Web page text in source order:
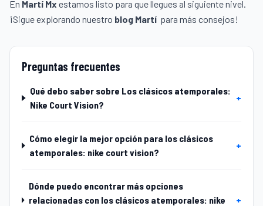
En Martí Mx estamos listo para que llegues al siguiente nivel.
¡Sigue explorando nuestro blog Martí para más consejos!
Preguntas frecuentes
Qué debo saber sobre Los clásicos atemporales:
Nike Court Vision?
+
Cómo elegir la mejor opción para los clásicos
atemporales: nike court vision?
+
Dónde puedo encontrar más opciones
relacionadas con los clásicos atemporales: nike
+